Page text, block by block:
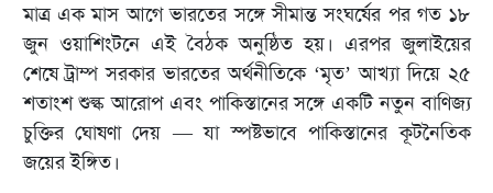
মাত্র এক মাস আগে ভারতের সঙ্গে সীমান্ত সংঘর্ষের পর গত ১৮
জুন ওয়াশিংটনে এই বৈঠক অনুষ্ঠিত হয়। এরপর জুলাইয়ের
শেষে ট্রাম্প সরকার ভারতের অর্থনীতিকে ‘মৃত’ আখ্যা দিয়ে ২৫
শতাংশ শুল্ক আরোপ এবং পাকিস্তানের সঙ্গে একটি নতুন বাণিজ্য
চুক্তির ঘোষণা দেয় — যা স্পষ্টভাবে পাকিস্তানের কূটনৈতিক
জয়ের ইঙ্গিত।